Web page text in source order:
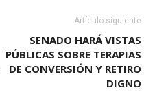
Artículo siguiente
SENADO HARÁ VISTAS
PÚBLICAS SOBRE TERAPIAS
DE CONVERSIÓN Y RETIRO
DIGNO